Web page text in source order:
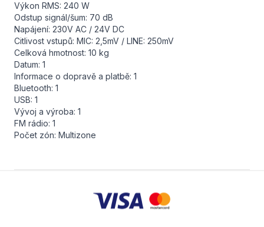
Výkon RMS: 240 W
Odstup signál/šum: 70 dB
Napájení: 230V AC / 24V DC
Citlivost vstupů: MIC: 2,5mV / LINE: 250mV
Celková hmotnost: 10 kg
Datum: 1
Informace o dopravě a platbě: 1
Bluetooth: 1
USB: 1
Vývoj a výroba: 1
FM rádio: 1
Počet zón: Multizone